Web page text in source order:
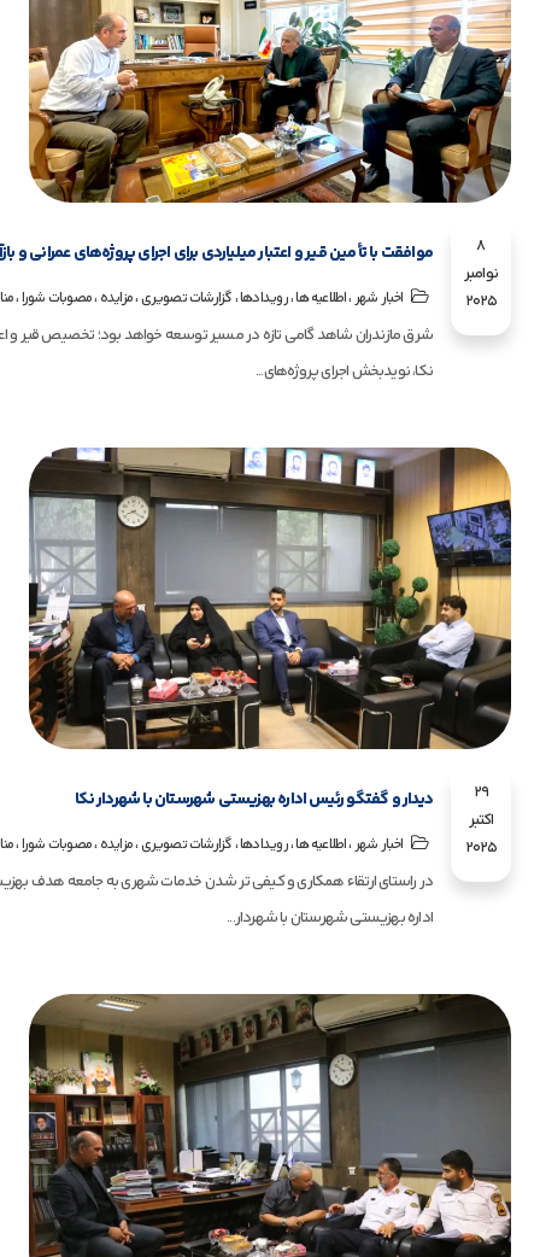
8
نوامبر
2025
موافقت با تأمین قیر و اعتبار میلیاردی برای اجرای پروژه‌های عمرانی و
اخبار شهر،اطلاعیه ها،رویـدادها،گزارشات تصویری،مزایده ،مصوبات شورا،
شرق مازندران شاهد گامی تازه در مسیر توسعه خواهد بود؛ تخصیص قیر و
نکا، نویدبخش اجرای پروژه‌های...
29
اکتبر
2025
دیدار و گفتگو رئیس اداره بهزیستی شهرستان با شهردار نکا
اخبار شهر،اطلاعیه ها،رویـدادها،گزارشات تصویری،مزایده ،مصوبات شورا،
در راستای ارتقاء همکاری و کیفی تر شدن خدمات شهری به جامعه هدف
اداره بهزیستی شهرستان با شهردار...